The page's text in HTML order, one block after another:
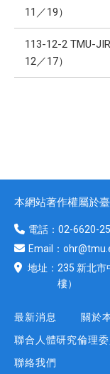
11／19）
113-12-2 TMU-
12／17）
本網站著作權屬於
電話： 02-6620-
Email：
地址： 235 新北市
樓）
最新消息 關於
聯合人體研究倫理委
聯絡我們